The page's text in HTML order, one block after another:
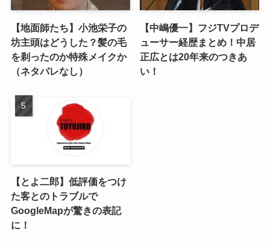
【地面師たち】小池栄子の
坊主頭はどうした？髪の毛
を剃ったのか特殊メイクか
（ネタバレなし）
【中嶋優一】フジTVプロデ
ューサー経歴まとめ！中居
正広とは20年来のつきあ
い！
【とよ二郎】低評価をつけ
た客とのトラブルで
GoogleMapが驚きの表記
に！